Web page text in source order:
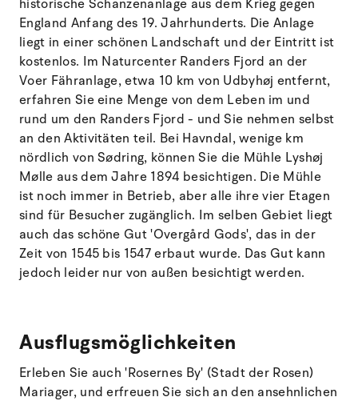
historische Schanzenanlage aus dem Krieg gegen
England Anfang des 19. Jahrhunderts. Die Anlage
liegt in einer schönen Landschaft und der Eintritt ist
kostenlos. Im Naturcenter Randers Fjord an der
Voer Fähranlage, etwa 10 km von Udbyhøj entfernt,
erfahren Sie eine Menge von dem Leben im und
rund um den Randers Fjord - und Sie nehmen selbst
an den Aktivitäten teil. Bei Havndal, wenige km
nördlich von Sødring, können Sie die Mühle Lyshøj
Mølle aus dem Jahre 1894 besichtigen. Die Mühle
ist noch immer in Betrieb, aber alle ihre vier Etagen
sind für Besucher zugänglich. Im selben Gebiet liegt
auch das schöne Gut 'Overgård Gods', das in der
Zeit von 1545 bis 1547 erbaut wurde. Das Gut kann
jedoch leider nur von außen besichtigt werden.
Ausflugsmöglichkeiten
Erleben Sie auch 'Rosernes By' (Stadt der Rosen)
Mariager, und erfreuen Sie sich an den ansehnlichen